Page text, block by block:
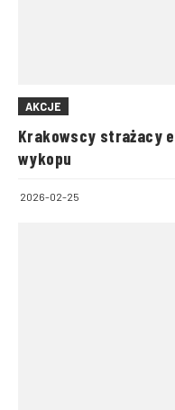
AKCJE
Krakowscy strażacy
wykopu
2026-02-25